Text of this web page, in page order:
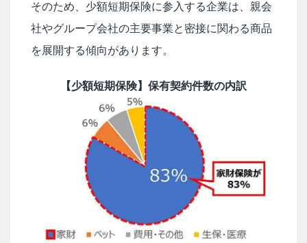
そのため、少額短期保険に参入する企業は、親会
社やグループ会社の主要事業と密接に関わる商品
を展開する傾向があります。
【少額短期保険】保有契約件数の内訳